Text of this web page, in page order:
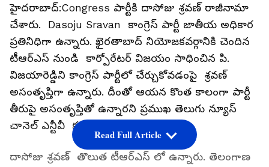
హైదరాబాద్:Congress పార్టీకి దాసోజు శ్రవణ్ రాజీనామా
చేశారు. Dasoju Sravan కాంగ్రెస్ పార్టీ జాతీయ అధికార
ప్రతినిధిగా ఉన్నారు. ఖైరతాబాద్ నియోజకవర్గానికి చెందిన
టీఆర్ఎస్ నుండి కార్పోరేటర్ విజయం సాధించిన పి.
విజయారెడ్డిని కాంగ్రెస్ పార్టీలో చేర్చుకోవడంపై శ్రవణ్
అసంతృప్తిగా ఉన్నారు. దీంతో ఆయన కొంత కాలంగా పార్టీ
తీరుపై అసంతృప్తితో ఉన్నారని ప్రముఖ తెలుగు న్యూస్
చానెల్ ఎన్టీవీ కథనం ప్రసారం చేసింది.
దాసోజు శ్రవణ్ తొలుత టీఆర్ఎస్ లో ఉన్నారు. తెలంగాణ
Read Full Article